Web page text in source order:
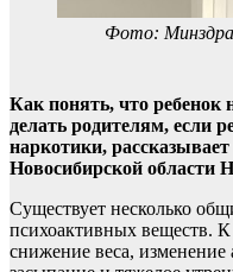
Фото:
Как понять, что ребенок
делать родителям, если
наркотики,
Новосибирской области
Существует несколько
психоактивных веществ.
снижение веса, изменение